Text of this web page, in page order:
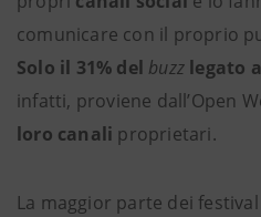
comunicare con il proprio
Solo il 31% del buzz legato
infatti, proviene dall’Open
loro canali proprietari.
La maggior parte dei